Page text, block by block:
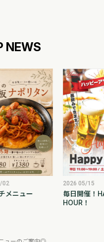
NEWS
毎日開催！HAPPY